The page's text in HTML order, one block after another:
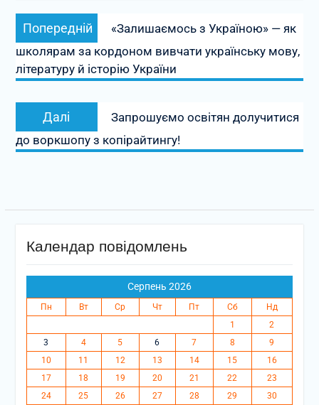
Навігація
записів
Попередній
запис:
«Залишаємось з Україною» — як
школярам за кордоном вивчати українську мову,
літературу й історію України
Далі
запис:
Запрошуємо освітян долучитися
до воркшопу з копірайтингу!
Календар повідомлень
Серпень 2026
Пн Вт Ср Чт Пт Сб
Нд
1
2
3
4 5 6 7 8
9
10
11 12 13 14 15
16
17
18 19 20 21 22
23
24
25 26 27 28 29
30